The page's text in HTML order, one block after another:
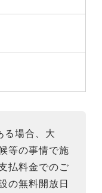
る場合、大
等の事情で施
払料金でのご
の無料開放日